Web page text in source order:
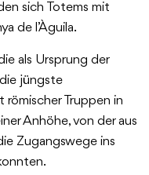
sich Totems mit
de l’Àguila.
als Ursprung der
jüngste
Truppen in
Anhöhe, von der aus
Zugangswege ins